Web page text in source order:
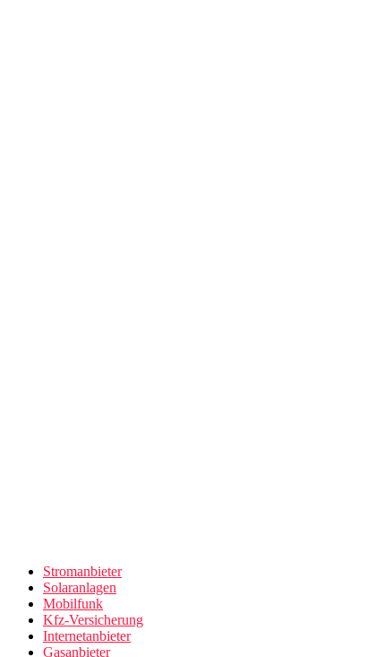
Stromanbieter
Solaranlagen
Mobilfunk
Kfz-Versicherung
Internetanbieter
Gasanbieter